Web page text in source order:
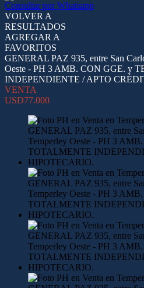
Consultar por Whatsapp
VOLVER A
RESULTADOS
AGREGAR A
FAVORITOS
GENERAL PAZ 935, entre San
Oeste - PH 3 AMB. CON GGE. y
INDEPENDIENTE / APTO
VENTA
USD77.000